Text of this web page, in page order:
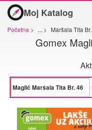
Moj Katalog
Početna > ... > Maršala Tita
Gomex